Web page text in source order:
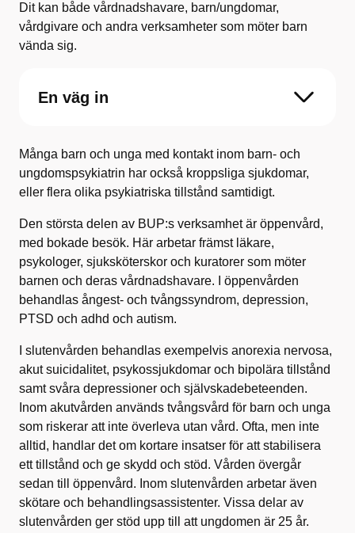
Dit kan både vårdnadshavare, barn/ungdomar,
vårdgivare och andra verksamheter som möter barn
vända sig.
En väg in
Många barn och unga med kontakt inom barn- och
ungdomspsykiatrin har också kroppsliga sjukdomar,
eller flera olika psykiatriska tillstånd samtidigt.
Den största delen av BUP:s verksamhet är öppenvård,
med bokade besök. Här arbetar främst läkare,
psykologer, sjuksköterskor och kuratorer som möter
barnen och deras vårdnadshavare. I öppenvården
behandlas ångest- och tvångssyndrom, depression,
PTSD och adhd och autism.
I slutenvården behandlas exempelvis anorexia nervosa,
akut suicidalitet, psykossjukdomar och bipolära tillstånd
samt svåra depressioner och självskadebeteenden.
Inom akutvården används tvångsvård för barn och unga
som riskerar att inte överleva utan vård. Ofta, men inte
alltid, handlar det om kortare insatser för att stabilisera
ett tillstånd och ge skydd och stöd. Vården övergår
sedan till öppenvård. Inom slutenvården arbetar även
skötare och behandlingsassistenter. Vissa delar av
slutenvården ger stöd upp till att ungdomen är 25 år.